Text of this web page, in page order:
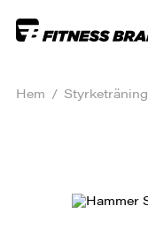
Hem / Styrketräning